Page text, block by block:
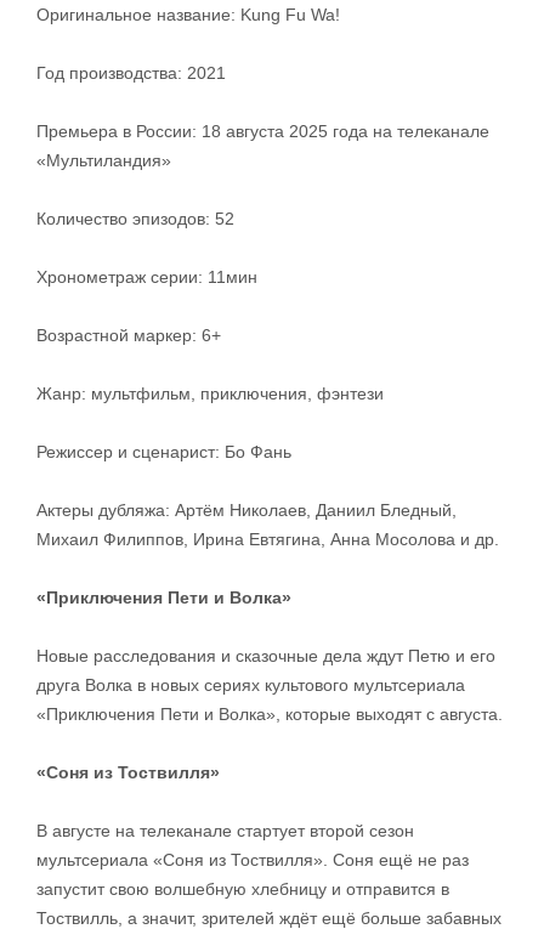
Оригинальное название: Kung Fu Wa!
Год производства: 2021
Премьера в России: 18 августа 2025 года на телеканале
«Мультиландия»
Количество эпизодов: 52
Хронометраж серии: 11мин
Возрастной маркер: 6+
Жанр: мультфильм, приключения, фэнтези
Режиссер и сценарист: Бо Фань
Актеры дубляжа: Артём Николаев, Даниил Бледный,
Михаил Филиппов, Ирина Евтягина, Анна Мосолова и др.
«Приключения Пети и Волка»
Новые расследования и сказочные дела ждут Петю и его
друга Волка в новых сериях культового мультсериала
«Приключения Пети и Волка», которые выходят с августа.
«Соня из Тоствилля»
В августе на телеканале стартует второй сезон
мультсериала «Соня из Тоствилля». Соня ещё не раз
запустит свою волшебную хлебницу и отправится в
Тоствилль, а значит, зрителей ждёт ещё больше забавных